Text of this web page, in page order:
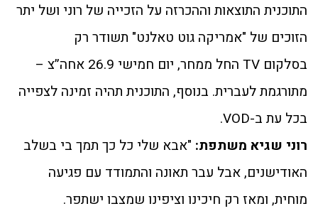
התוכנית התוצאות וההכרזה על הזכייה של רוני ושל יתר
הזוכים של "אמריקה גוט טאלנט" תשודר רק
בסלקום TV החל ממחר, יום חמישי 26.9 אחה”צ –
מתורגמת לעברית. בנוסף, התוכנית תהיה זמינה לצפייה
בכל עת ב-VOD.
רוני שגיא משתפת: "אבא שלי כל כך תמך בי בשלב
האודישנים, אבל עבר תאונה והתמודד עם פגיעה
מוחית, ומאז רק חיכינו וציפינו שמצבו ישתפר.